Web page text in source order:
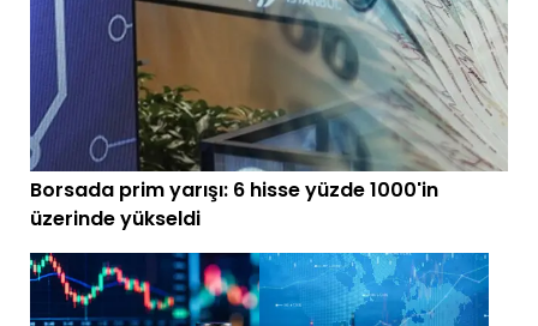
Borsada prim yarışı: 6 hisse yüzde 1000'in
üzerinde yükseldi